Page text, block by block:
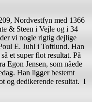
Nordvestfyn med 1366
& Steen i Vejle og i 34
vi nogle rigtig dejlige
E. Juhl i Toftlund. Han
et super flot resultat. På
Egon Jensen, som nåede
Han ligger bestemt
og dedikerende resultat. I